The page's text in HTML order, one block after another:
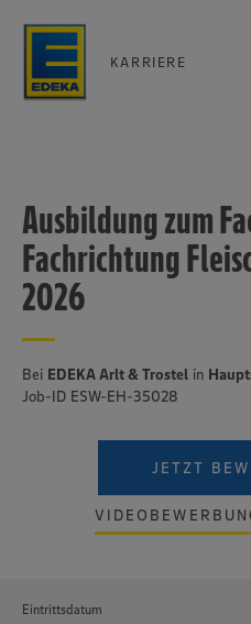
KARRIERE
Ausbildung zum
Fachrichtung
2026
Bei EDEKA Arlt & Trostel in
Job-ID ESW-EH-35028
JETZT
Eintrittsdatum